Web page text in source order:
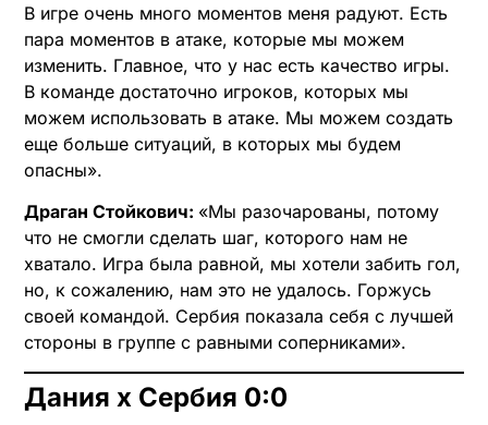
В игре очень много моментов меня радуют. Есть
пара моментов в атаке, которые мы можем
изменить. Главное, что у нас есть качество игры.
В команде достаточно игроков, которых мы
можем использовать в атаке. Мы можем создать
еще больше ситуаций, в которых мы будем
опасны».
Драган Стойкович: «Мы разочарованы, потому
что не смогли сделать шаг, которого нам не
хватало. Игра была равной, мы хотели забить гол,
но, к сожалению, нам это не удалось. Горжусь
своей командой. Сербия показала себя с лучшей
стороны в группе с равными соперниками».
Дания х Сербия 0:0